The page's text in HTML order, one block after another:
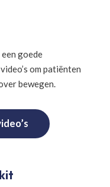
goede
om patiënten
bewegen.